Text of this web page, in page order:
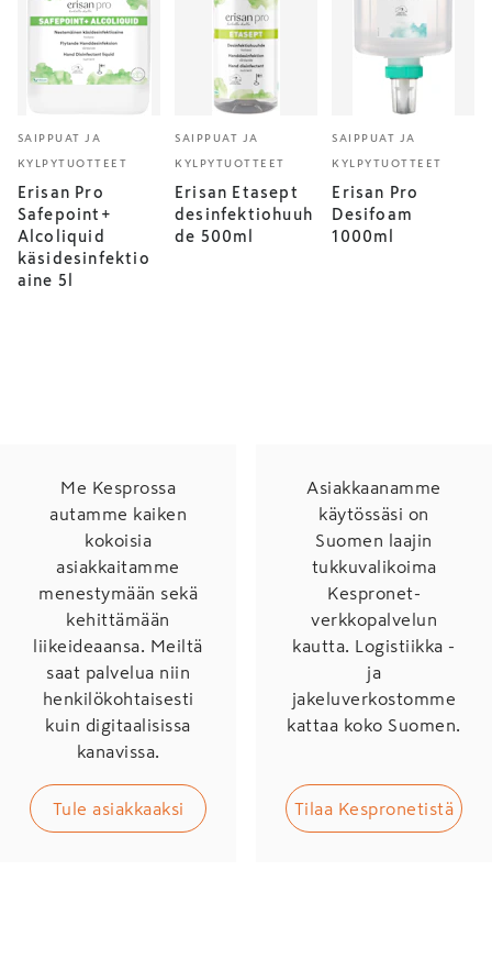
SAIPPUAT JA
KYLPYTUOTTEET
Erisan Pro
Safepoint+
Alcoliquid
käsidesinfektio
aine 5l
SAIPPUAT JA
KYLPYTUOTTEET
Erisan Etasept
desinfektiohuuh
de 500ml
SAIPPUAT JA
KYLPYTUOTTEET
Erisan Pro
Desifoam
1000ml
Me Kesprossa
autamme kaiken
kokoisia
asiakkaitamme
menestymään sekä
kehittämään
liikeideaansa. Meiltä
saat palvelua niin
henkilökohtaisesti
kuin digitaalisissa
kanavissa.
Tule asiakkaaksi
Asiakkaanamme
käytössäsi on
Suomen laajin
tukkuvalikoima
Kespronet-
verkkopalvelun
kautta. Logistiikka -
ja
jakeluverkostomme
kattaa koko Suomen.
Tilaa Kespronetistä